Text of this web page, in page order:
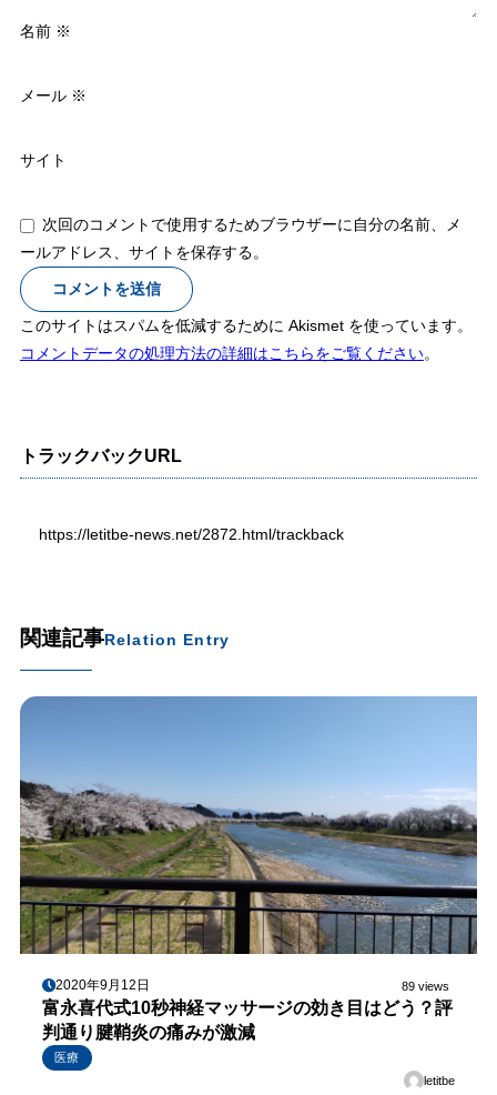
名前 ※
メール ※
サイト
次回のコメントで使用するためブラウザーに自分の名前、メ
ールアドレス、サイトを保存する。
このサイトはスパムを低減するために Akismet を使っています。
コメントデータの処理方法の詳細はこちらをご覧ください。
トラックバックURL
https://letitbe-news.net/2872.html/trackback
関連記事Relation Entry
2020年9月12日 89 views
富永喜代式10秒神経マッサージの効き目はどう？評
判通り腱鞘炎の痛みが激減
医療
letitbe